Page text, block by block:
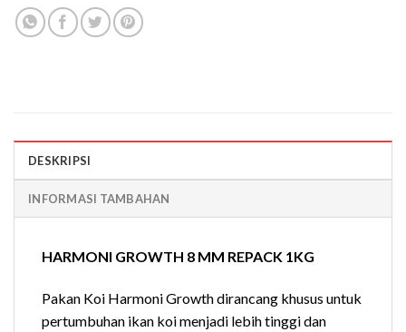
DESKRIPSI
INFORMASI TAMBAHAN
HARMONI GROWTH 8 MM REPACK 1KG
Pakan Koi Harmoni Growth dirancang khusus untuk
pertumbuhan ikan koi menjadi lebih tinggi dan